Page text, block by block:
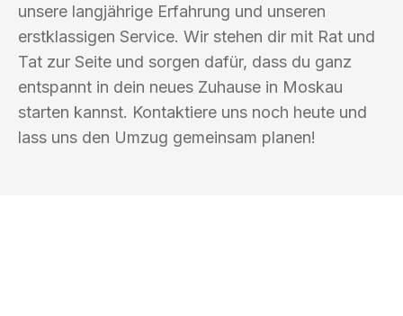
unsere langjährige Erfahrung und unseren
erstklassigen Service. Wir stehen dir mit Rat und
Tat zur Seite und sorgen dafür, dass du ganz
entspannt in dein neues Zuhause in Moskau
starten kannst. Kontaktiere uns noch heute und
lass uns den Umzug gemeinsam planen!